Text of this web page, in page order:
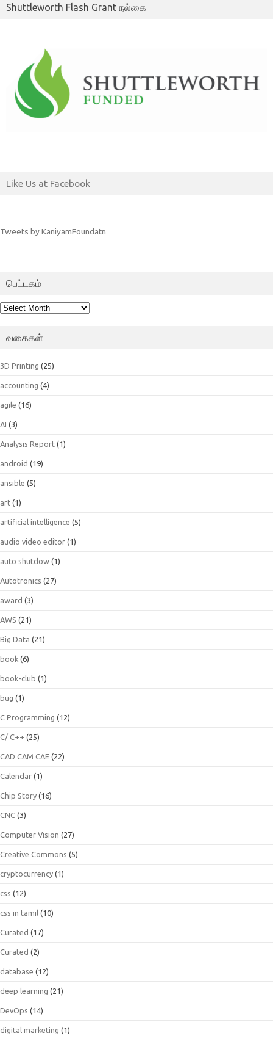
Shuttleworth Flash Grant நல்கை
Like Us at Facebook
Tweets by KaniyamFoundatn
பெட்டகம்
பெட்டகம்
வகைகள்
3D Printing (25)
accounting (4)
agile (16)
AI (3)
Analysis Report (1)
android (19)
ansible (5)
art (1)
artificial intelligence (5)
audio video editor (1)
auto shutdow (1)
Autotronics (27)
award (3)
AWS (21)
Big Data (21)
book (6)
book-club (1)
bug (1)
C Programming (12)
C/ C++ (25)
CAD CAM CAE (22)
Calendar (1)
Chip Story (16)
CNC (3)
Computer Vision (27)
Creative Commons (5)
cryptocurrency (1)
css (12)
css in tamil (10)
Curated (17)
Curated (2)
database (12)
deep learning (21)
DevOps (14)
digital marketing (1)